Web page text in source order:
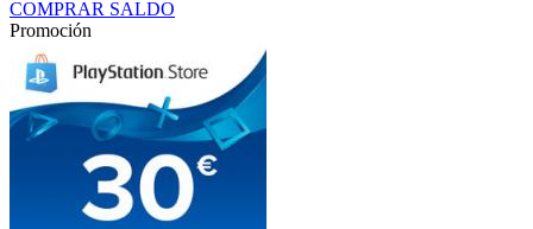
COMPRAR SALDO
Promoción